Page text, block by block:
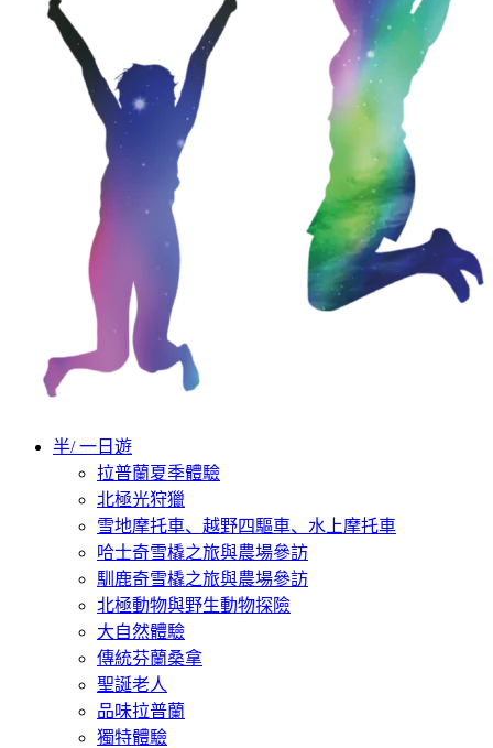
半/ 一日遊
拉普蘭夏季體驗
北極光狩獵
雪地摩托車、越野四驅車、水上摩托車
哈士奇雪橇之旅與農場參訪
馴鹿奇雪橇之旅與農場參訪
北極動物與野生動物探險
大自然體驗
傳統芬蘭桑拿
聖誕老人
品味拉普蘭
獨特體驗